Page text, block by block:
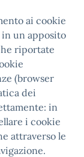
ai cookie
in un apposito
riportate
(browser
dei
in
i cookie
attraverso le